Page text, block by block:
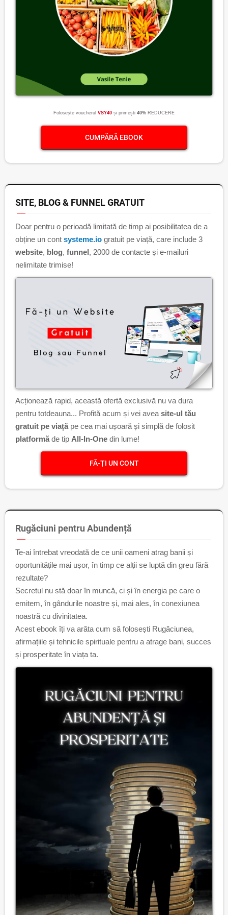
Folosește voucherul VSY40 și primești 40% REDUCERE
CUMPĂRĂ EBOOK
SITE, BLOG & FUNNEL GRATUIT
Doar pentru o perioadă limitată de timp ai posibilitatea de a
obține un cont systeme.io gratuit pe viață, care include 3
website, blog, funnel, 2000 de contacte și e-mailuri
nelimitate trimise!
Acționează rapid, această ofertă exclusivă nu va dura
pentru totdeauna... Profită acum și vei aveasite-ul tău
gratuit pe viațăpe cea mai ușoară și simplă de folosit
platformăde tip All-In-One din lume!
FĂ-ȚI UN CONT
Rugăciuni pentru Abundență
Te-ai întrebat vreodată de ce unii oameni atrag banii și
oportunitățile mai ușor, în timp ce alții se luptă din greu fără
rezultate?
Secretul nu stă doar în muncă, ci și în energia pe care o
emitem, în gândurile noastre și, mai ales, în conexiunea
noastră cu divinitatea.
Acest ebook îți va arăta cum să folosești Rugăciunea,
afirmațiile și tehnicile spirituale pentru a atrage bani, succes
și prosperitate în viața ta.